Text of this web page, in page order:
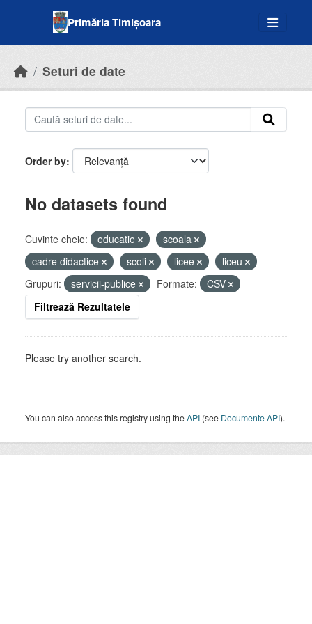
Primăria Timișoara
Seturi de date
Order by
No datasets found
Cuvinte cheie: educatie
scoala
cadre didactice
scoli licee
liceu
Grupuri:
servicii-publice Formate:
CSV
Filtrează Rezultatele
Please try another search.
You can also access this registry using theAPI (see Documente API).